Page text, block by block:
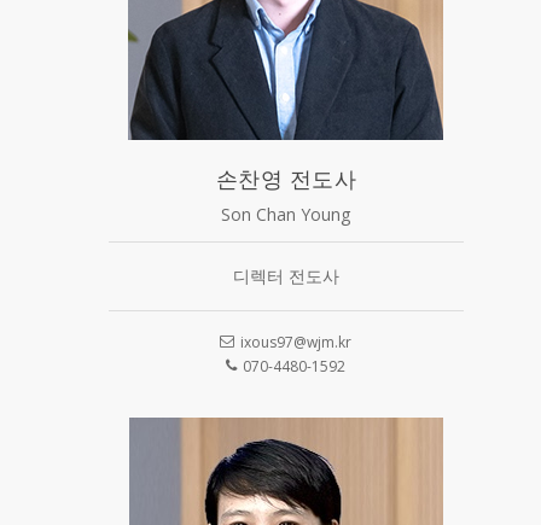
손찬영 전도사
Son Chan Young
디렉터 전도사
ixous97@wjm.kr
070-4480-1592